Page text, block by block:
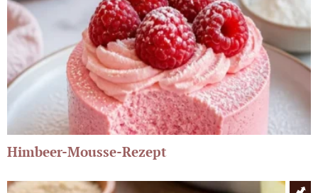
Himbeer-Mousse-Rezept